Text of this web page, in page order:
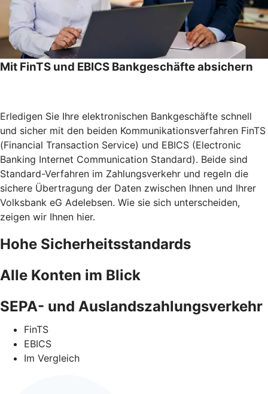
Mit FinTS und EBICS Bankgeschäfte absichern
Erledigen Sie Ihre elektronischen Bankgeschäfte schnell
und sicher mit den beiden Kommunikationsverfahren FinTS
(Financial Transaction Service) und EBICS (Electronic
Banking Internet Communication Standard). Beide sind
Standard-Verfahren im Zahlungsverkehr und regeln die
sichere Übertragung der Daten zwischen Ihnen und Ihrer
Volksbank eG Adelebsen. Wie sie sich unterscheiden,
zeigen wir Ihnen hier.
Hohe Sicherheitsstandards
Alle Konten im Blick
SEPA- und Auslandszahlungsverkehr
FinTS
EBICS
Im Vergleich